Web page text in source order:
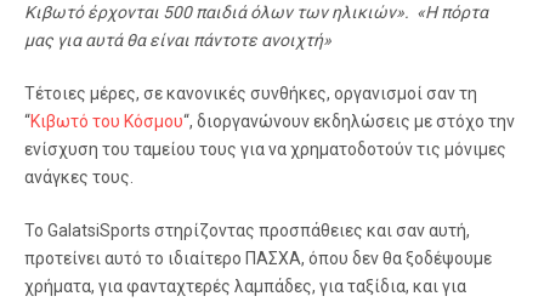
Κιβωτό έρχονται 500 παιδιά όλων των ηλικιών». «Η πόρτα
μας για αυτά θα είναι πάντοτε ανοιχτή»
Τέτοιες μέρες, σε κανονικές συνθήκες, οργανισμοί σαν τη
“Κιβωτό του Κόσμου“, διοργανώνουν εκδηλώσεις με στόχο την
ενίσχυση του ταμείου τους για να χρηματοδοτούν τις μόνιμες
ανάγκες τους.
Το GalatsiSports στηρίζοντας προσπάθειες και σαν αυτή,
προτείνει αυτό το ιδιαίτερο ΠΑΣΧΑ, όπου δεν θα ξοδέψουμε
χρήματα, για φανταχτερές λαμπάδες, για ταξίδια, και για